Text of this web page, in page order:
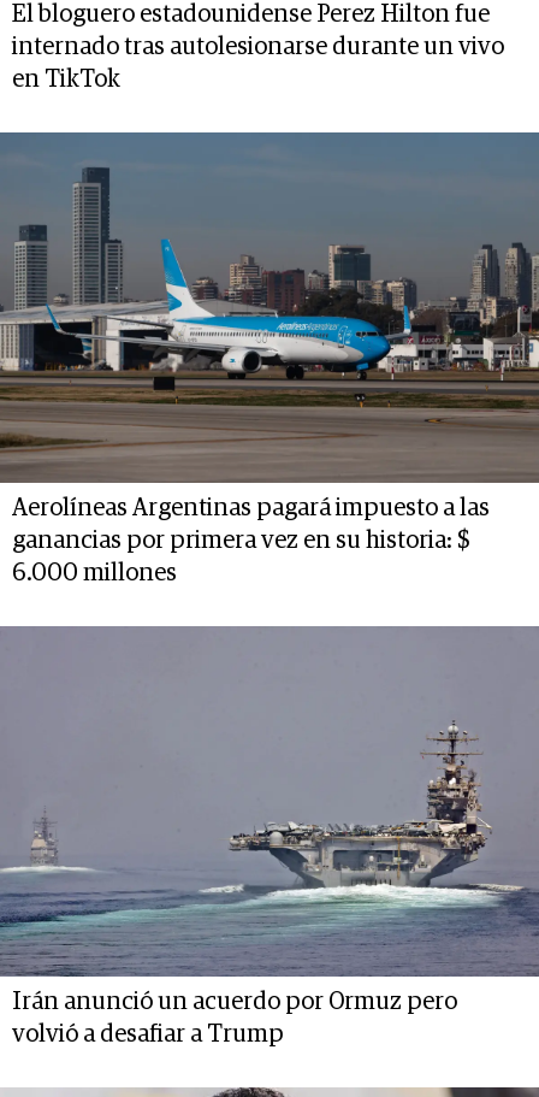
El bloguero estadounidense Perez Hilton fue
internado tras autolesionarse durante un vivo
en TikTok
Aerolíneas Argentinas pagará impuesto a las
ganancias por primera vez en su historia: $
6.000 millones
Irán anunció un acuerdo por Ormuz pero
volvió a desafiar a Trump